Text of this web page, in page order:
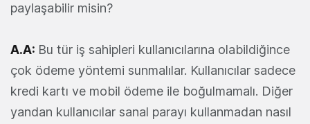
paylaşabilir misin?
A.A: Bu tür iş sahipleri kullanıcılarına olabildiğince
çok ödeme yöntemi sunmalılar. Kullanıcılar sadece
kredi kartı ve mobil ödeme ile boğulmamalı. Diğer
yandan kullanıcılar sanal parayı kullanmadan nasıl